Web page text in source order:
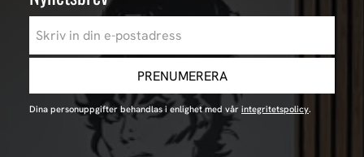
PRENUMERERA
Dina personuppgifter behandlas i enlighet med vår integritetspolicy.